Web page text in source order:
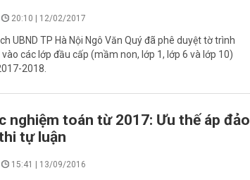
20:10 | 12/02/2017
UBND TP Hà Nội Ngô Văn Quý đã phê duyệt tờ trình
các lớp đầu cấp (mầm non, lớp 1, lớp 6 và lớp 10)
2018.
nghiệm toán từ 2017: Ưu thế áp đảo
tự luận
15:41 | 13/09/2016